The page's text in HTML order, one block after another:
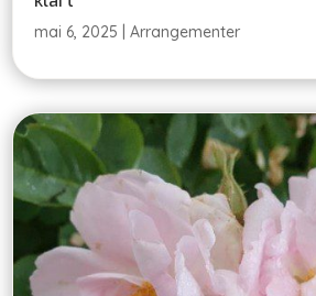
mai 6, 2025 |Arrangementer